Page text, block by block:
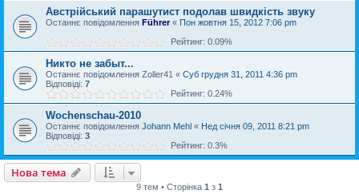
Австрійський парашутист подолав швидкість звуку
Останнє повідомлення Führer« Пон жовтня 15, 2012 7:06 pm
Рейтинг: 0.09%
Никто не забыт...
Останнє повідомлення Zoller41 « Суб грудня 31, 2011 4:36 pm
Відповіді: 7
Рейтинг: 0.24%
Wochenschau-2010
Останнє повідомлення Johann Mehl « Нед січня 09, 2011 8:21 pm
Відповіді: 3
Рейтинг: 0.3%
Нова тема
9 тем • Сторінка 1 з 1